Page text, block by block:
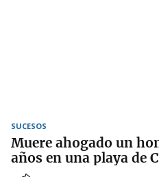
SUCESOS
Muere ahogado un
años en una playa de